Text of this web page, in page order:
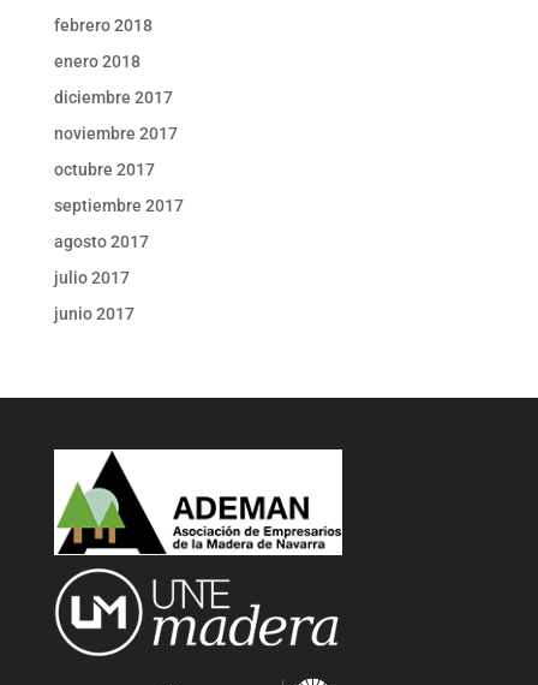
febrero 2018
enero 2018
diciembre 2017
noviembre 2017
octubre 2017
septiembre 2017
agosto 2017
julio 2017
junio 2017